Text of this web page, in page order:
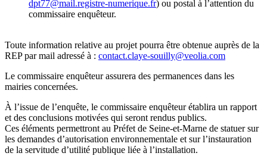
dpt77@mail.registre-numerique.fr) ou postal à l’attention du
commissaire enquêteur.
Toute information relative au projet pourra être obtenue auprès de la
REP par mail adressé à : contact.claye-souilly@veolia.com
Le commissaire enquêteur assurera des permanences dans les
mairies concernées.
À l’issue de l’enquête, le commissaire enquêteur établira un rapport
et des conclusions motivées qui seront rendus publics.
Ces éléments permettront au Préfet de Seine-et-Marne de statuer sur
les demandes d’autorisation environnementale et sur l’instauration
de la servitude d’utilité publique liée à l’installation.